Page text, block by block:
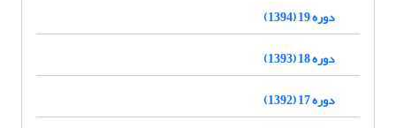
دوره 19 (1394)
دوره 18 (1393)
دوره 17 (1392)